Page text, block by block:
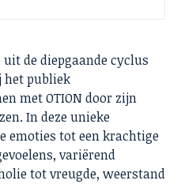
de diepgaande cyclus
publiek
met OTION door zijn
In deze unieke
emoties tot een krachtige
variërend
tot vreugde, weerstand